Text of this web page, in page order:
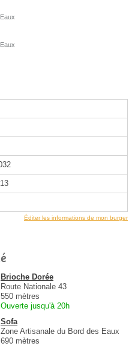
Éditer les informations de mon burger
Brioche Dorée
Route Nationale 43
550 mètres
Ouverte jusqu'à 20h
Sofa
Zone Artisanale du Bord des Eaux
690 mètres